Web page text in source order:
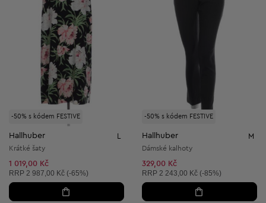
-50% s kódem FESTIVE
Hallhuber
Krátké šaty
1 019,00 Kč
Doporučená cena:
RRP 2 987,00 Kč (-65%)
-50% s kódem FESTIVE
Hallhuber M
Dámské kalhoty
329,00 Kč
Doporučená cena:
RRP 2 243,00 Kč (-85%)